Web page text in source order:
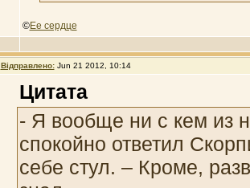
©Ее сердце
Відправлено: Jun 21 2012, 10:14
Цитата
- Я вообще ни с кем из
спокойно ответил
себе стул. – Кроме,